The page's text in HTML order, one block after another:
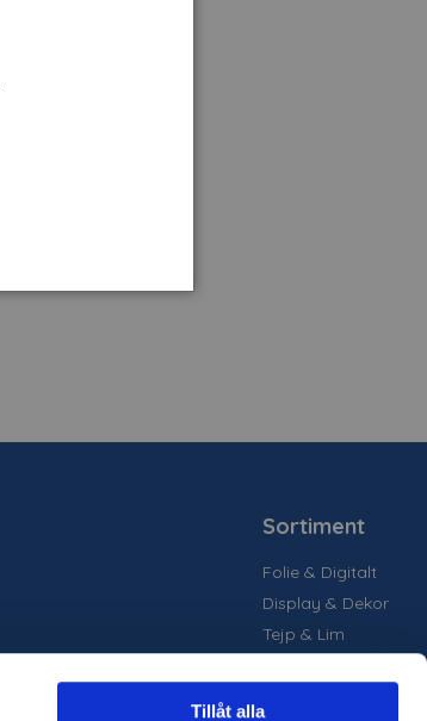
Tillåt alla
Sortiment
Folie & Digitalt
Display & Dekor
Tejp & Lim